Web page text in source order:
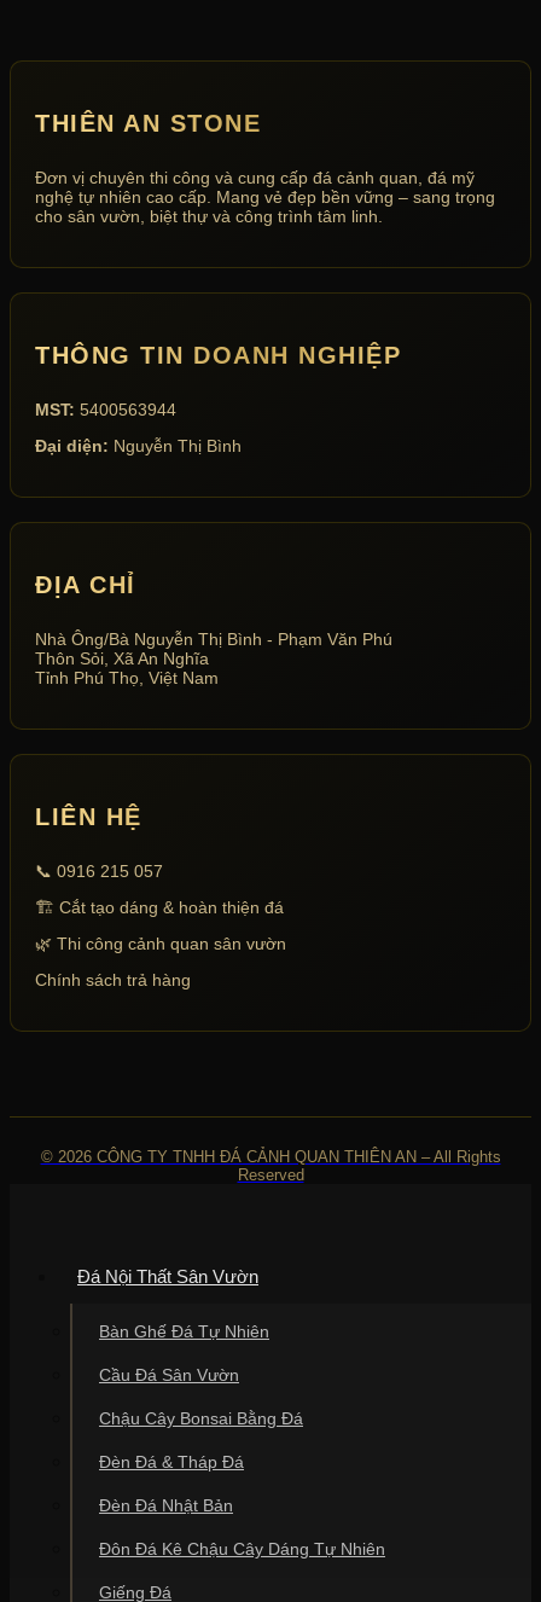
THIÊN AN STONE
Đơn vị chuyên thi công và cung cấp đá cảnh quan, đá mỹ
nghệ tự nhiên cao cấp. Mang vẻ đẹp bền vững – sang trọng
cho sân vườn, biệt thự và công trình tâm linh.
THÔNG TIN DOANH NGHIỆP
MST: 5400563944
Đại diện: Nguyễn Thị Bình
ĐỊA CHỈ
Nhà Ông/Bà Nguyễn Thị Bình - Phạm Văn Phú
Thôn Sỏi, Xã An Nghĩa
Tỉnh Phú Thọ, Việt Nam
LIÊN HỆ
📞 0916 215 057
🏗 Cắt tạo dáng & hoàn thiện đá
🌿 Thi công cảnh quan sân vườn
Chính sách trả hàng
© 2026 CÔNG TY TNHH ĐÁ CẢNH QUAN THIÊN AN – All Rights
Reserved
Đá Nội Thất Sân Vườn
Bàn Ghế Đá Tự Nhiên
Cầu Đá Sân Vườn
Chậu Cây Bonsai Bằng Đá
Đèn Đá & Tháp Đá
Đèn Đá Nhật Bản
Đôn Đá Kê Chậu Cây Dáng Tự Nhiên
Giếng Đá